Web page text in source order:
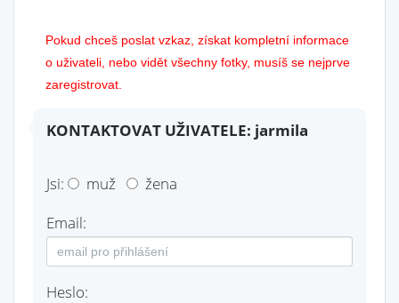
Pokud chceš poslat vzkaz, získat kompletní informace
o uživateli, nebo vidět všechny fotky, musíš se nejprve
zaregistrovat.
KONTAKTOVAT UŽIVATELE: jarmila
Jsi: muž
žena
Email:
Heslo: